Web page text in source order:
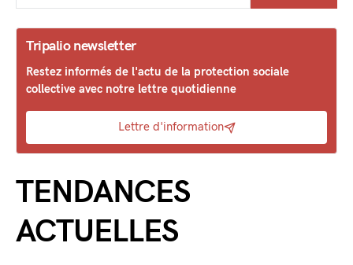
Tripalio newsletter
Restez informés de l'actu de la protection sociale
collective avec notre lettre quotidienne
Lettre d'information
TENDANCES
ACTUELLES